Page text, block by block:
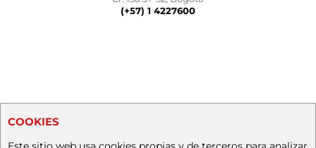
(+57) 1 4227600
COOKIES